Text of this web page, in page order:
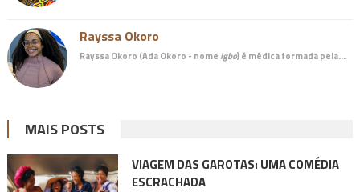
Rayssa Okoro
Rayssa Okoro (Ada Okoro - nome igbo) é médicaformada pela…
MAIS POSTS
VIAGEM DAS GAROTAS: UMA COMÉDIA
ESCRACHADA